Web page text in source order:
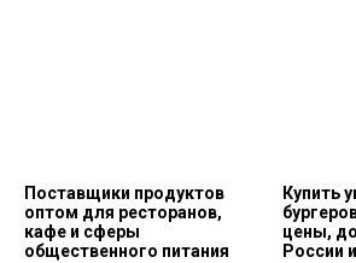
Поставщики продуктов
оптом для ресторанов,
кафе и сферы
общественного питания
Купить
цены,
России